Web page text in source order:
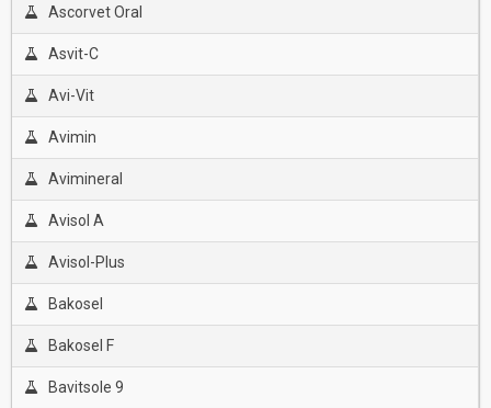
Ascorvet Oral
Asvit-C
Avi-Vit
Avimin
Avimineral
Avisol A
Avisol-Plus
Bakosel
Bakosel F
Bavitsole 9